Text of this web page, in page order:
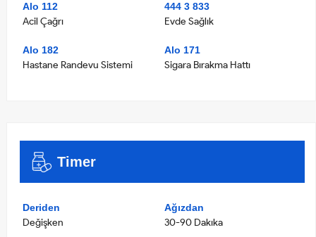
Alo 112
Acil Çağrı
444 3 833
Evde Sağlık
Alo 182
Hastane Randevu Sistemi
Alo 171
Sigara Bırakma Hattı
Timer
Deriden
Değişken
Ağızdan
30-90 Dakıka